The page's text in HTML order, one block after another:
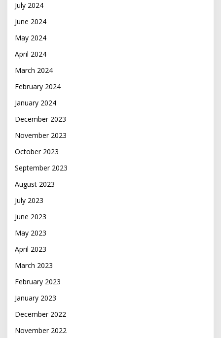
July 2024
June 2024
May 2024
April 2024
March 2024
February 2024
January 2024
December 2023
November 2023
October 2023
September 2023
August 2023
July 2023
June 2023
May 2023
April 2023
March 2023
February 2023
January 2023
December 2022
November 2022